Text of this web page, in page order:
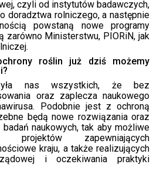
czyli od instytutów badawczych,
doradztwa rolniczego, a następnie
powstaną nowe programy
zarówno Ministerstwu, PIORiN, jak
roślin już dziś możemy
nas wszystkich, że bez
oraz zaplecza naukowego
Podobnie jest z ochroną
będą nowe rozwiązania oraz
naukowych, tak aby możliwe
projektów zapewniających
kraju, a także realizujących
i oczekiwania praktyki